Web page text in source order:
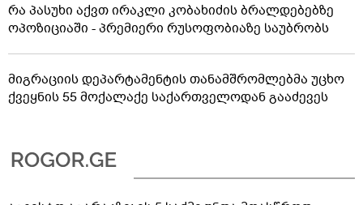
რა პასუხი აქვთ ირაკლი კობახიძის ბრალდებებზე
ოპოზიციაში - პრემიერი რუსოფობიაზე საუბრობს
მიგრაციის დეპარტამენტის თანამშრომლებმა უცხო
ქვეყნის 55 მოქალაქე საქართველოდან გააძევეს